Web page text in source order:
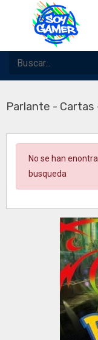
Parlante -
No se han
busqueda